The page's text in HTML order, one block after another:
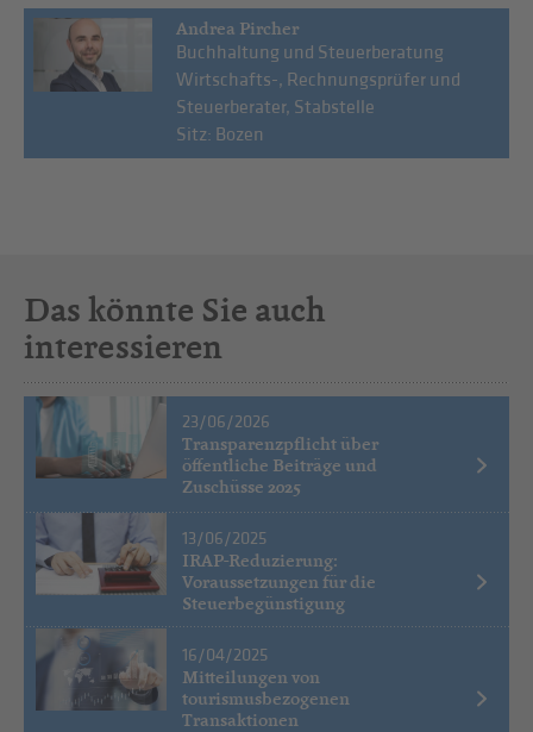
Andrea Pircher
Buchhaltung und Steuerberatung
Wirtschafts-, Rechnungsprüfer und
Steuerberater, Stabstelle
Sitz: Bozen
Das könnte Sie auch
interessieren
23/06/2026
Transparenzpflicht über
öffentliche Beiträge und
Zuschüsse 2025
13/06/2025
IRAP-Reduzierung:
Voraussetzungen für die
Steuerbegünstigung
16/04/2025
Mitteilungen von
tourismusbezogenen
Transaktionen